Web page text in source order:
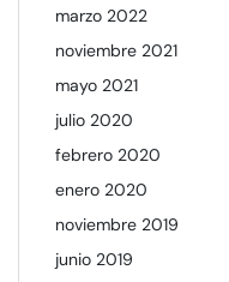
marzo 2022
noviembre 2021
mayo 2021
julio 2020
febrero 2020
enero 2020
noviembre 2019
junio 2019